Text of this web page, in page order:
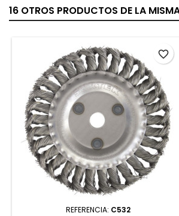
16 OTROS PRODUCTOS DE LA
REFERENCIA: C532
favorite_border